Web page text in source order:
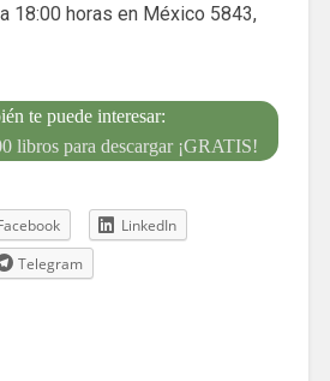
18:00 horas en México 5843,
te puede interesar:
libros para descargar ¡GRATIS!
LinkedIn
Telegram